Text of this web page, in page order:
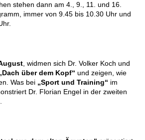
stehen dann am 4., 9., 11. und 16.
immer von 9.45 bis 10.30 Uhr und
, widmen sich Dr. Volker Koch und
über dem Kopf“ und zeigen, wie
Was bei „Sport und Training“ im
Dr. Florian Engel in der zweiten